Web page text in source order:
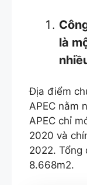
là
Địa điểm
APEC nằm
APEC chỉ
2020 và
2022. Tổng
8.668m2.